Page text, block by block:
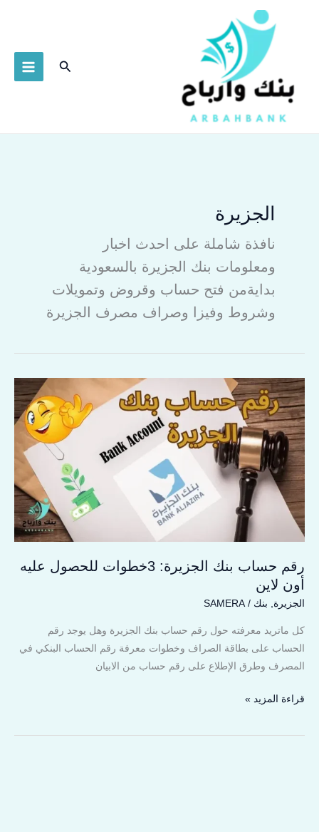
البحث
الجزيرة
نافذة شاملة على احدث اخبار
ومعلومات بنك الجزيرة بالسعودية
بدايةمن فتح حساب وقروض وتمويلات
وشروط وفيزا وصراف مصرف الجزيرة
رقم حساب بنك الجزيرة: 3خطوات للحصول عليه
أون لاين
الجزيرة بنك /
SAMERA
كل ماتريد معرفته حول رقم حساب بنك الجزيرة وهل يوجد رقم
الحساب على بطاقة الصراف وخطوات معرفة رقم الحساب البنكي في
المصرف وطرق الإطلاع على رقم حساب من الابيان
رقم
حساب
بنك
الجزيرة:
3خطوات
للحصول
عليه
أون
لاين
قراءة المزيد »